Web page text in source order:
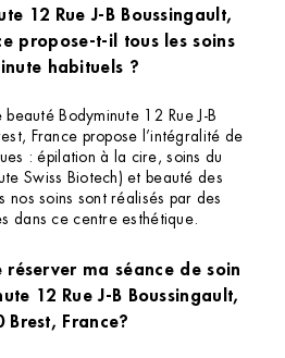
12 Rue J-B Boussingault,
propose-t-il tous les soins
habituels ?
beauté Bodyminute 12 Rue J-B
France propose l’intégralité de
: épilation à la cire, soins du
Swiss Biotech) et beauté des
nos soins sont réalisés par des
dans ce centre esthétique.
réserver ma séance de soin
12 Rue J-B Boussingault,
Brest, France?